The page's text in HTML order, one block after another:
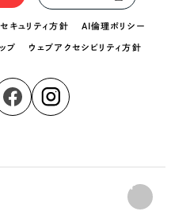
キュリティ方針 AI倫理ポリシー
プ ウェブアクセシビリティ方針